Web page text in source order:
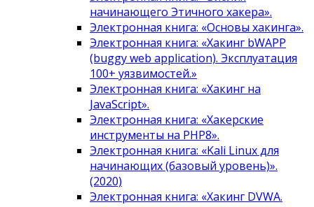
начинающего Этичного хакера».
Электронная книга: «Основы хакинга».
Электронная книга: «Хакинг bWAPP
(buggy web application). Эксплуатация
100+ уязвимостей.»
Электронная книга: «Хакинг на
JavaScript».
Электронная книга: «Хакерские
инструменты на PHP8».
Электронная книга: «Kali Linux для
начинающих (базовый уровень)».
(2020)
Электронная книга: «Хакинг DVWA.